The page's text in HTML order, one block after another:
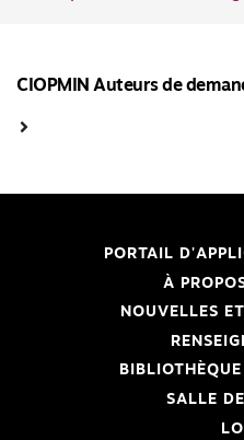
CIOPMIN Auteurs de
PORTAIL
À
NOUVELLES
SALLE